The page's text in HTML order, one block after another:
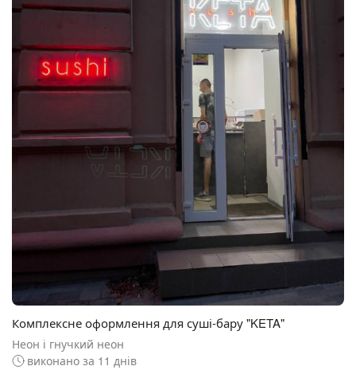
Комплексне оформлення для суші-бару "KETA"
Неон і гнучкий неон
виконано за 11 днів